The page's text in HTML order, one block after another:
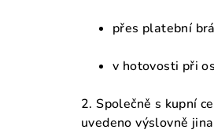
přes platební
v hotovosti při
2. Společně s kupní
uvedeno výslovně